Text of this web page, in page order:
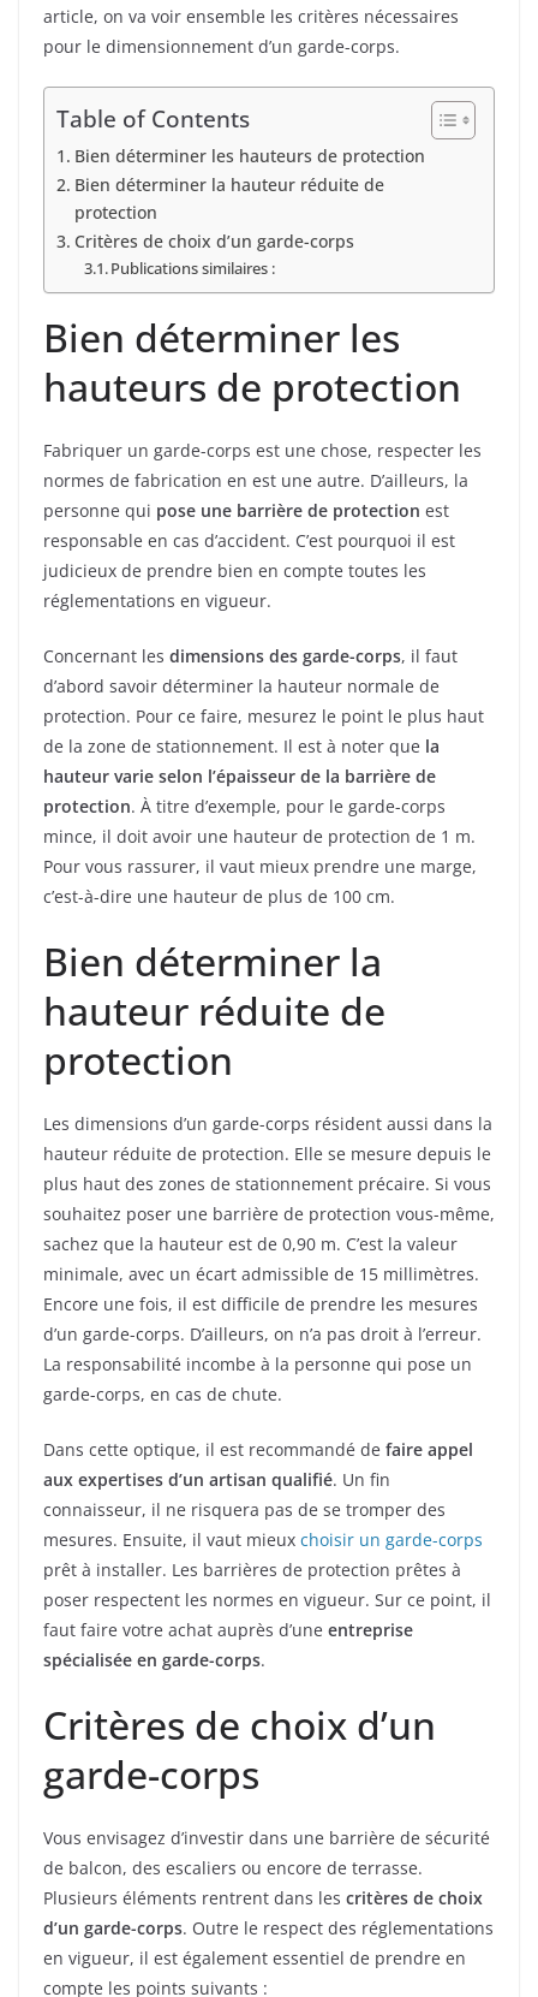
article, on va voir ensemble les critères nécessaires
pour le dimensionnement d’un garde-corps.
Table of Contents
Bien déterminer les hauteurs de protection
Bien déterminer la hauteur réduite de
protection
Critères de choix d’un garde-corps
Publications similaires :
Bien déterminer les
hauteurs de protection
Fabriquer un garde-corps est une chose, respecter les
normes de fabrication en est une autre. D’ailleurs, la
personne qui pose une barrière de protection est
responsable en cas d’accident. C’est pourquoi il est
judicieux de prendre bien en compte toutes les
réglementations en vigueur.
Concernant les dimensions des garde-corps, il faut
d’abord savoir déterminer la hauteur normale de
protection. Pour ce faire, mesurez le point le plus haut
de la zone de stationnement. Il est à noter que la
hauteur varie selon l’épaisseur de la barrière de
protection. À titre d’exemple, pour le garde-corps
mince, il doit avoir une hauteur de protection de 1 m.
Pour vous rassurer, il vaut mieux prendre une marge,
c’est-à-dire une hauteur de plus de 100 cm.
Bien déterminer la
hauteur réduite de
protection
Les dimensions d’un garde-corps résident aussi dans la
hauteur réduite de protection. Elle se mesure depuis le
plus haut des zones de stationnement précaire. Si vous
souhaitez poser une barrière de protection vous-même,
sachez que la hauteur est de 0,90 m. C’est la valeur
minimale, avec un écart admissible de 15 millimètres.
Encore une fois, il est difficile de prendre les mesures
d’un garde-corps. D’ailleurs, on n’a pas droit à l’erreur.
La responsabilité incombe à la personne qui pose un
garde-corps, en cas de chute.
Dans cette optique, il est recommandé de faire appel
aux expertises d’un artisan qualifié. Un fin
connaisseur, il ne risquera pas de se tromper des
mesures. Ensuite, il vaut mieux choisir un garde-corps
prêt à installer. Les barrières de protection prêtes à
poser respectent les normes en vigueur. Sur ce point, il
faut faire votre achat auprès d’une entreprise
spécialisée en garde-corps.
Critères de choix d’un
garde-corps
Vous envisagez d’investir dans une barrière de sécurité
de balcon, des escaliers ou encore de terrasse.
Plusieurs éléments rentrent dans les critères de choix
d’un garde-corps. Outre le respect des réglementations
en vigueur, il est également essentiel de prendre en
compte les points suivants :